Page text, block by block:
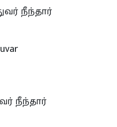
நீந்தார்
நீந்தார்